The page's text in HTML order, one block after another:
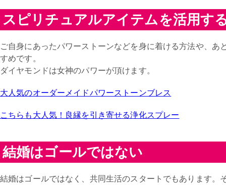
スピリチュアルアイテムを活用す
ご自身にあったパワーストーンなどを身に着ける方法や、あ
すめです。
ダイヤモンドは女神のパワーが頂けます。
大人気のオーダーメイドパワーストーンブレス
こちらも大人気！良縁を引き寄せる浄化スプレー
結婚はゴールではない
結婚はゴールではなく、共同生活のスタートでもあります。